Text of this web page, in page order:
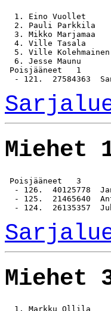
1. Eino Vuollet
2. Pauli Parkkila
3. Mikko Marjamaa
4. Ville Tasala
5. Ville
6. Jesse Maunu
Poisjääneet   1
Miehet
Poisjääneet   3
- 126.  40125778
- 125.  21465640
Miehet
1. Markku Ollila